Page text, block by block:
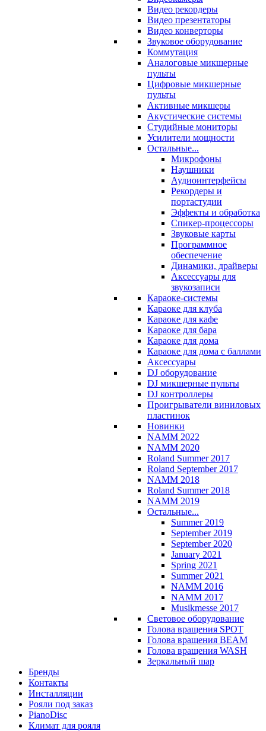
Видео рекордеры
Видео презентаторы
Видео конверторы
Звуковое оборудование
Коммутация
Аналоговые микшерные
пульты
Цифровые микшерные
пульты
Активные микшеры
Акустические системы
Студийные мониторы
Усилители мощности
Остальные...
Микрофоны
Наушники
Аудиоинтерфейсы
Рекордеры и
портастудии
Эффекты и обработка
Спикер-процессоры
Звуковые карты
Программное
обеспечение
Динамики, драйверы
Аксессуары для
звукозаписи
Караоке-системы
Караоке для клуба
Караоке для кафе
Караоке для бара
Караоке для дома
Караоке для дома с баллами
Аксессуары
DJ оборудование
DJ микшерные пульты
DJ контроллеры
Проигрыватели виниловых
пластинок
Новинки
NAMM 2022
NAMM 2020
Roland Summer 2017
Roland September 2017
NAMM 2018
Roland Summer 2018
NAMM 2019
Остальные...
Summer 2019
September 2019
September 2020
January 2021
Spring 2021
Summer 2021
NAMM 2016
NAMM 2017
Musikmesse 2017
Световое оборудование
Голова вращения SPOT
Голова вращения BEAM
Голова вращения WASH
Зеркальный шар
Бренды
Контакты
Инсталляции
Рояли под заказ
PianoDisc
Климат для рояля